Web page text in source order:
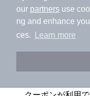
our partners use
ng and enhance
ces.
Learn more
関連キーワード
電子チケットが